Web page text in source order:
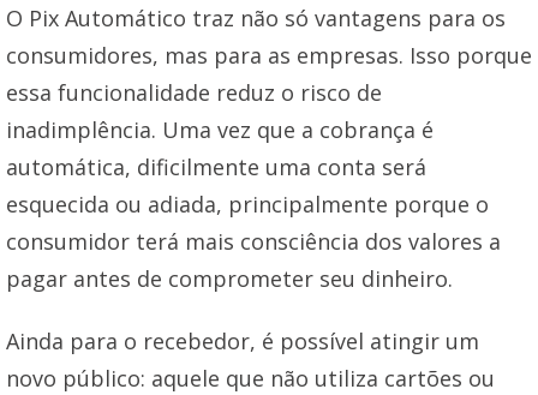
O Pix Automático traz não só vantagens para os
consumidores, mas para as empresas. Isso porque
essa funcionalidade reduz o risco de
inadimplência. Uma vez que a cobrança é
automática, dificilmente uma conta será
esquecida ou adiada, principalmente porque o
consumidor terá mais consciência dos valores a
pagar antes de comprometer seu dinheiro.
Ainda para o recebedor, é possível atingir um
novo público: aquele que não utiliza cartões ou